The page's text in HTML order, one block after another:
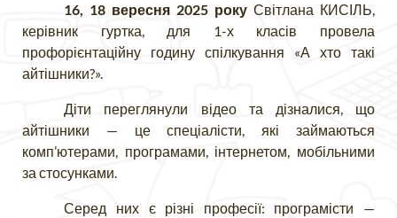
16, 18 вересня 2025 року Світлана КИСІЛЬ,
керівник гуртка, для 1-х класів провела
профорієнтаційну годину спілкування «А хто такі
айтішники?».
Діти переглянули відео та дізналися, що
айтішники — це спеціалісти, які займаються
комп’ютерами, програмами, інтернетом, мобільними
за стосунками.
Серед них є різні професії: програмісти —